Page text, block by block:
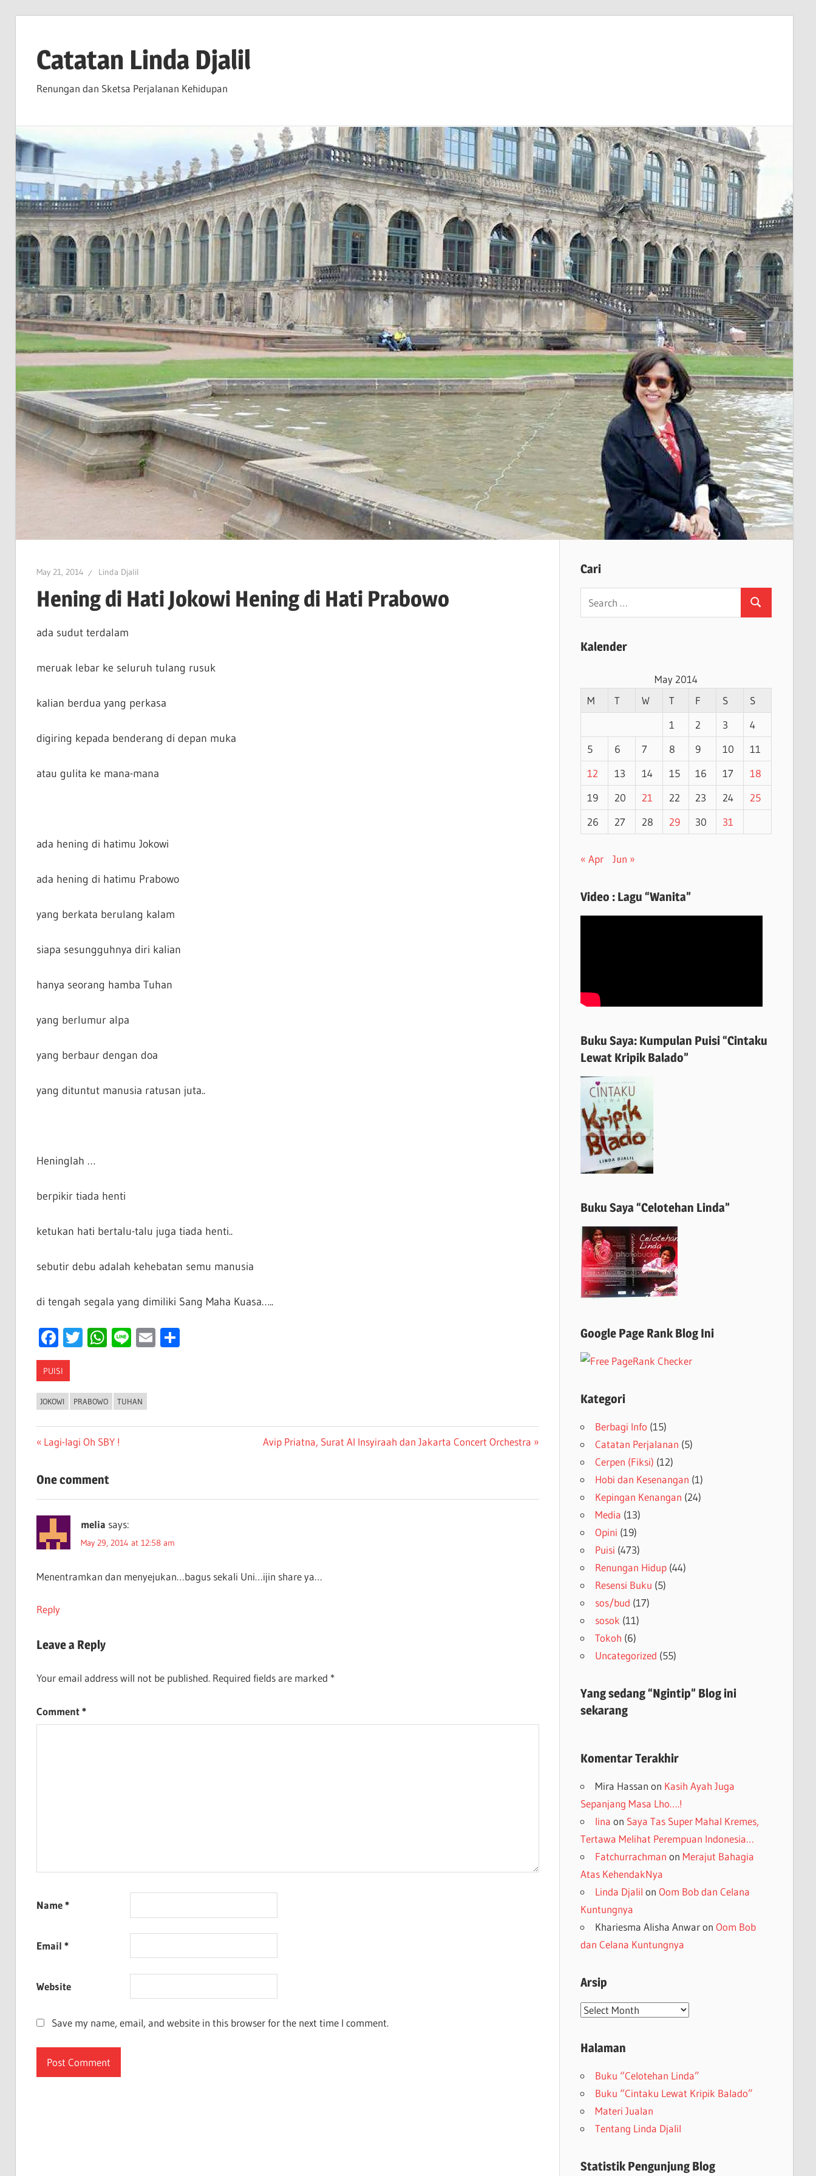
contentCatatan Linda Djalil
Renungan dan Sketsa Perjalanan Kehidupan
May 21, 2014 Linda Djalil
Hening di Hati Jokowi Hening di Hati Prabowo
ada sudut terdalam
meruak lebar ke seluruh tulang rusuk
kalian berdua yang perkasa
digiring kepada benderang di depan muka
atau gulita ke mana-mana
ada hening di hatimu Jokowi
ada hening di hatimu Prabowo
yang berkata berulang kalam
siapa sesungguhnya diri kalian
hanya seorang hamba Tuhan
yang berlumur alpa
yang berbaur dengan doa
yang dituntut manusia ratusan juta..
Heninglah …
berpikir tiada henti
ketukan hati bertalu-talu juga tiada henti..
sebutir debu adalah kehebatan semu manusia
di tengah segala yang dimiliki Sang Maha Kuasa…..
Facebook
Twitter
WhatsApp
LineEmailShare
PUISI
JOKOWI PRABOWO TUHAN
Post
Previous
Lagi-lagi Oh SBY !
Next
Avip Priatna, Surat Al Insyiraah dan Jakarta Concert Orchestra
One comment
melia says:
May 29, 2014 at 12:58 am
Menentramkan dan menyejukan…bagus sekali Uni…ijin share ya…
Reply
Leave a Reply
Your email address will not be published. Required fields are marked *
Comment*
Name*
Email *
Website
Save my name, email, and website in this browser for the next time I comment.
Cari
Search
Kalender
May 2014
M
T W T F S
S
1
2 3
4
5
6 7 8 9 10
11
12
13 14 15 16 17
18
19
20 21 22 23 24
25
26
27 28 29 30 31
« Apr Jun »
Video : Lagu “Wanita”
Buku Saya: Kumpulan Puisi “Cintaku
Lewat Kripik Balado”
Buku Saya “Celotehan Linda”
Google Page Rank Blog Ini
Kategori
Berbagi Info (15)
Catatan Perjalanan (5)
Cerpen (Fiksi) (12)
Hobi dan Kesenangan (1)
Kepingan Kenangan (24)
Media (13)
Opini (19)
Puisi (473)
Renungan Hidup(44)
Resensi Buku (5)
sos/bud (17)
sosok (11)
Tokoh (6)
Uncategorized (55)
Yang sedang “Ngintip” Blog ini
sekarang
Komentar Terakhir
Mira Hassan on Kasih Ayah Juga
Sepanjang Masa Lho….!
lina on Saya Tas Super Mahal Kremes,
Tertawa Melihat Perempuan Indonesia…
Fatchurrachman on Merajut Bahagia
Atas KehendakNya
Linda Djalil on Oom Bob dan Celana
Kuntungnya
Khariesma Alisha Anwaron Oom Bob
dan Celana Kuntungnya
Arsip
Arsip
Halaman
Buku “Celotehan Linda”
Buku “Cintaku Lewat Kripik Balado”
Materi Jualan
Tentang Linda Djalil
Statistik Pengunjung Blog